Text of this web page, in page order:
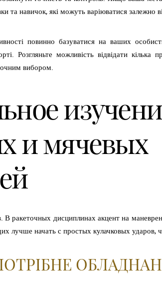
та навичок, які можуть варіюватися залежно
повинно базуватися на ваших
Розгляньте можливість відвідати
вибором.
и мячевых
ракеточных дисциплинах акцент на
лучше начать с простых кулачковых ударов,